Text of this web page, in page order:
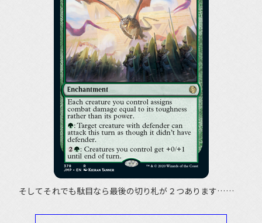
そしてそれでも駄目なら最後の切り札が２つあります……